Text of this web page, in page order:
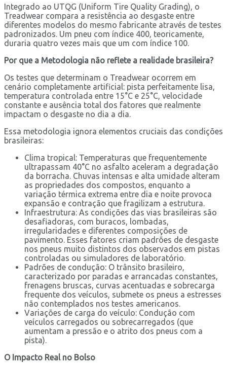
Integrado ao UTQG (Uniform Tire Quality Grading), o
Treadwear compara a resistência ao desgaste entre
diferentes modelos do mesmo fabricante através de testes
padronizados. Um pneu com índice 400, teoricamente,
duraria quatro vezes mais que um com índice 100.
Por que a Metodologia não reflete a realidade brasileira?
Os testes que determinam o Treadwear ocorrem em
cenário completamente artificial: pista perfeitamente lisa,
temperatura controlada entre 15°C e 25°C, velocidade
constante e ausência total dos fatores que realmente
impactam o desgaste no dia a dia.
Essa metodologia ignora elementos cruciais das condições
brasileiras:
Clima tropical: Temperaturas que frequentemente
ultrapassam 40°C no asfalto aceleram a degradação
da borracha. Chuvas intensas e alta umidade alteram
as propriedades dos compostos, enquanto a
variação térmica extrema entre dia e noite provoca
expansão e contração que fragilizam a estrutura.
Infraestrutura: As condições das vias brasileiras são
desafiadoras, com buracos, lombadas,
irregularidades e diferentes composições de
pavimento. Esses fatores criam padrões de desgaste
nos pneus muito distintos dos observados em pistas
controladas ou simuladores de laboratório.
Padrões de condução: O trânsito brasileiro,
caracterizado por paradas e arrancadas constantes,
frenagens bruscas, curvas acentuadas e sobrecarga
frequente dos veículos, submete os pneus a estresses
não contemplados nos testes americanos.
Variações de carga do veículo: Condução com
veículos carregados ou sobrecarregados (que
aumentam a pressão e o atrito dos pneus com a
pista).
O Impacto Real no Bolso